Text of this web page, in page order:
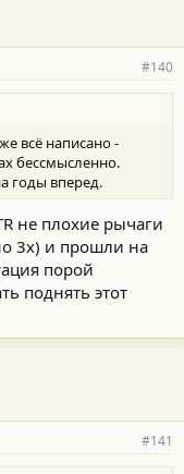
#140
всё написано -
бессмысленно.
годы вперед.
не плохие рычаги
3х) и прошли на
порой
поднять этот
#141